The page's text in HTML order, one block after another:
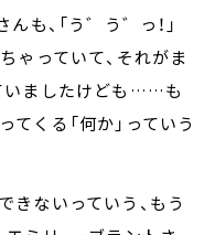
も、「う゛う゛っ！」
ゃっていて、それがま
いましたけども……も
くる「何か」っていう
きないっていう、もう